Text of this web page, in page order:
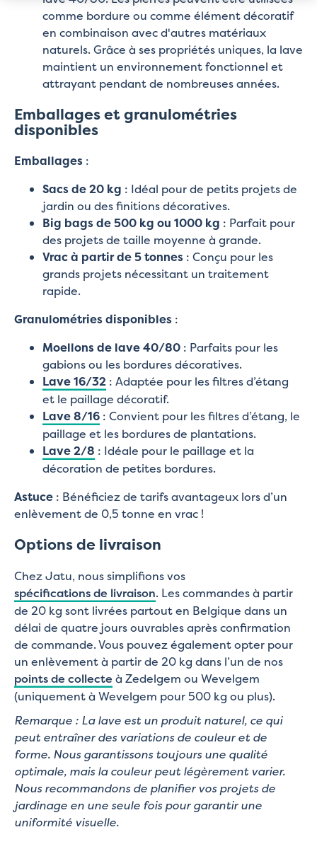
comme bordure ou comme élément décoratif
en combinaison avec d'autres matériaux
naturels. Grâce à ses propriétés uniques, la lave
maintient un environnement fonctionnel et
attrayant pendant de nombreuses années.
Emballages et granulométries
disponibles
Emballages :
Sacs de 20 kg : Idéal pour de petits projets de
jardin ou des finitions décoratives.
Big bags de 500 kg ou 1000 kg : Parfait pour
des projets de taille moyenne à grande.
Vrac à partir de 5 tonnes : Conçu pour les
grands projets nécessitant un traitement
rapide.
Granulométries disponibles :
Moellons de lave 40/80 : Parfaits pour les
gabions ou les bordures décoratives.
Lave 16/32 : Adaptée pour les filtres d’étang
et le paillage décoratif.
Lave 8/16 : Convient pour les filtres d’étang, le
paillage et les bordures de plantations.
Lave 2/8 : Idéale pour le paillage et la
décoration de petites bordures.
Astuce : Bénéficiez de tarifs avantageux lors d’un
enlèvement de 0,5 tonne en vrac !
Options de livraison
Chez Jatu, nous simplifions vos
spécifications de livraison. Les commandes à partir
de 20 kg sont livrées partout en Belgique dans un
délai de quatre jours ouvrables après confirmation
de commande. Vous pouvez également opter pour
un enlèvement à partir de 20 kg dans l’un de nos
points de collecte à Zedelgem ou Wevelgem
(uniquement à Wevelgem pour 500 kg ou plus).
Remarque : La lave est un produit naturel, ce qui
peut entraîner des variations de couleur et de
forme. Nous garantissons toujours une qualité
optimale, mais la couleur peut légèrement varier.
Nous recommandons de planifier vos projets de
jardinage en une seule fois pour garantir une
uniformité visuelle.